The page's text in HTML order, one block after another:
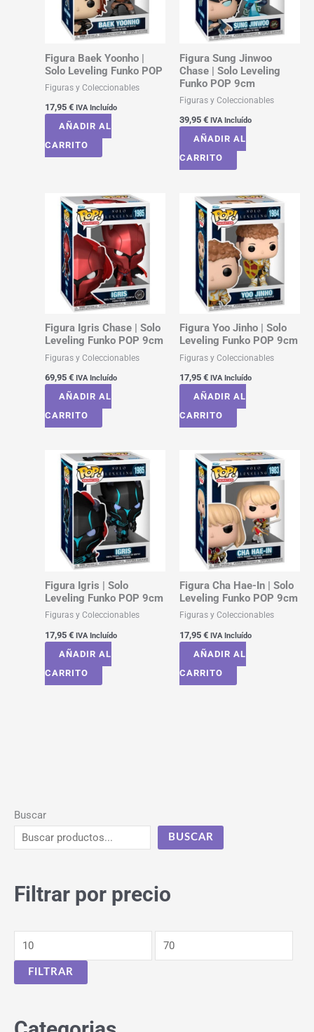
Buscar
BUSCAR
Filtrar por precio
FILTRAR
Figura Baek Yoonho |
Solo Leveling Funko POP
Figuras y Coleccionables
17,95 € IVA Incluído
AÑADIR AL
CARRITO
Figura Sung Jinwoo
Chase | Solo Leveling
Funko POP 9cm
Figuras y Coleccionables
39,95 € IVA Incluído
AÑADIR AL
CARRITO
Figura Igris Chase | Solo
Leveling Funko POP 9cm
Figuras y Coleccionables
69,95 € IVA Incluído
AÑADIR AL
CARRITO
Figura Yoo Jinho | Solo
Leveling Funko POP 9cm
Figuras y Coleccionables
17,95 € IVA Incluído
AÑADIR AL
CARRITO
Figura Igris | Solo
Leveling Funko POP 9cm
Figuras y Coleccionables
17,95 € IVA Incluído
AÑADIR AL
CARRITO
Figura Cha Hae-In | Solo
Leveling Funko POP 9cm
Figuras y Coleccionables
17,95 € IVA Incluído
AÑADIR AL
CARRITO